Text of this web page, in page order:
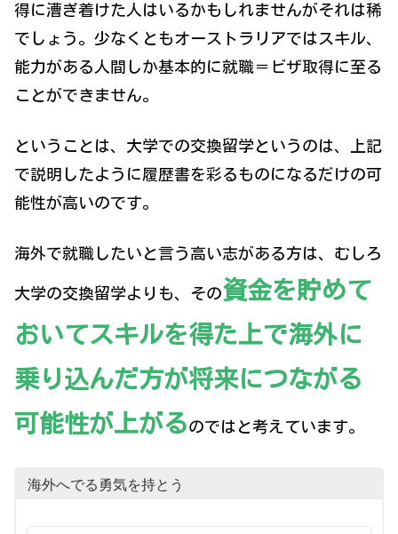
得に漕ぎ着けた人はいるかもしれませんがそれは稀
でしょう。少なくともオーストラリアではスキル、
能力がある人間しか基本的に就職＝ビザ取得に至る
ことができません。
ということは、大学での交換留学というのは、上記
で説明したように履歴書を彩るものになるだけの可
能性が高いのです。
海外で就職したいと言う高い志がある方は、むしろ
大学の交換留学よりも、その資金を貯めて
おいてスキルを得た上で海外に
乗り込んだ方が将来につながる
可能性が上がるのではと考えています。
海外へでる勇気を持とう